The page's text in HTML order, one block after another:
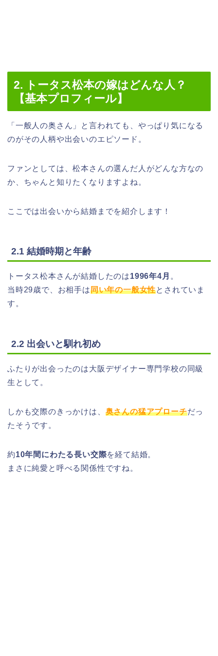
2. トータス松本の嫁はどんな人？
【基本プロフィール】
「一般人の奥さん」と言われても、やっぱり気になる
のがその人柄や出会いのエピソード。
ファンとしては、松本さんの選んだ人がどんな方なの
か、ちゃんと知りたくなりますよね。
ここでは出会いから結婚までを紹介します！
2.1 結婚時期と年齢
トータス松本さんが結婚したのは1996年4月 。
当時29歳で、お相手は同い年の一般女性とされていま
す。
2.2 出会いと馴れ初め
ふたりが出会ったのは大阪デザイナー専門学校の同級
生として。
しかも交際のきっかけは、 奥さんの猛アプローチだっ
たそうです。
約10年間にわたる長い交際を経て結婚。
まさに純愛と呼べる関係性ですね。